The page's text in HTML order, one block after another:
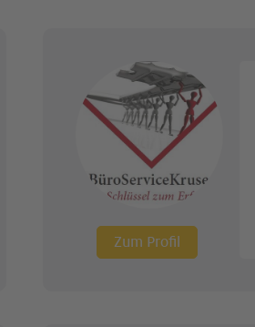
Zum Profil